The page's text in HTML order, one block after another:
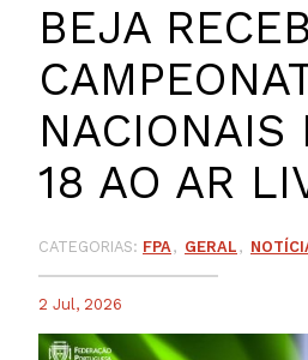
FOTOGRAFIAS
VIDEOS
IMAGEM DE MARCA FPA
COMUNICADOS DE IMPRENSA
NEWSLETTER FPA
BEJA
NACIONAIS
18 AO AR
CATEGORIAS: FPA GERAL
2 Jul, 2026